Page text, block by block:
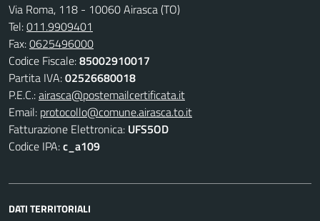
Via Roma, 118 - 10060 Airasca (TO)
Tel:011.9909401
Fax:0625496000
Codice Fiscale:85002910017
Partita IVA:02526680018
P.E.C.:airasca@postemailcertificata.it
Email: protocollo@comune.airasca.to.it
Fatturazione Elettronica: UFS5OD
Codice IPA:c_a109
DATI TERRITORIALI